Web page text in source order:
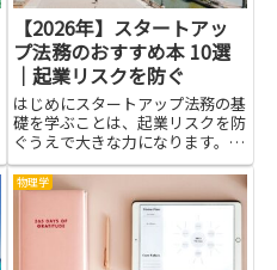
【2026年】スタートアッ
プ法務のおすすめ本 10選
｜起業リスクを防ぐ
はじめにスタートアップ法務の基
礎を学ぶことは、起業リスクを防
ぐうえで大きな力になります。契
約書や株主構成、知的財産、労
務、資金調達に関する基本的な知
識があれば、トラブルの芽を早め
に発見し、適切な対応を検討しや
すくなります。本を通じて実務で
物理学